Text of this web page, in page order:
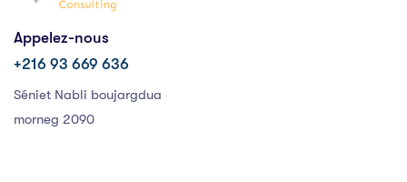
Appelez-nous
+216 93 669 636
Séniet Nabli boujargdua
morneg 2090